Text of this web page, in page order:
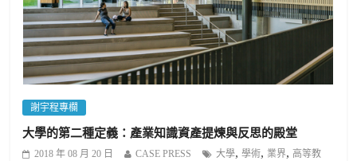
謝宇程專欄
大學的第二種定義：產業知識資產提煉與反思的殿堂
2018 年 08 月 20 日 CASE PRESS 大學,學術, 業界,高等教